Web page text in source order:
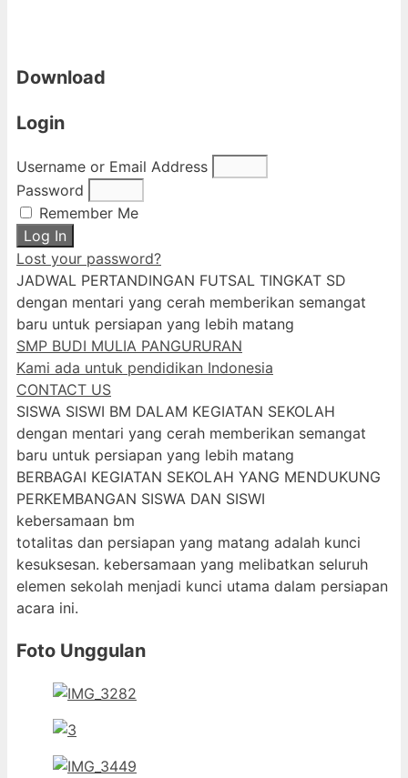
Download
Login
Username or Email Address
Password
Remember Me
Log In
Lost your password?
JADWAL PERTANDINGAN FUTSAL TINGKAT SD
dengan mentari yang cerah memberikan semangat
baru untuk persiapan yang lebih matang
SMP BUDI MULIA PANGURURAN
Kami ada untuk pendidikan Indonesia
CONTACT US
SISWA SISWI BM DALAM KEGIATAN SEKOLAH
dengan mentari yang cerah memberikan semangat
baru untuk persiapan yang lebih matang
BERBAGAI KEGIATAN SEKOLAH YANG MENDUKUNG
PERKEMBANGAN SISWA DAN SISWI
kebersamaan bm
totalitas dan persiapan yang matang adalah kunci
kesuksesan. kebersamaan yang melibatkan seluruh
elemen sekolah menjadi kunci utama dalam persiapan
acara ini.
Foto Unggulan